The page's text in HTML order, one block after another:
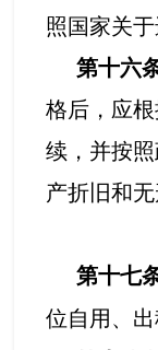
照国家关
第十六
格后，应
续，并按
产折旧和
第十七
位自用、出